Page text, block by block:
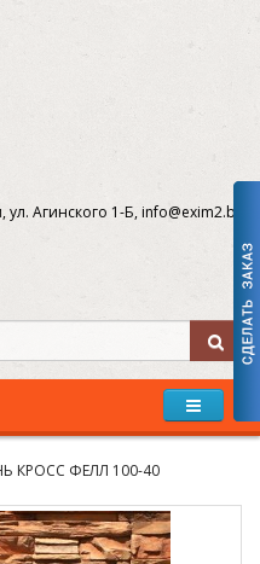
Агинского 1-Б, info@exim2.by
КРОСС ФЕЛЛ 100-40